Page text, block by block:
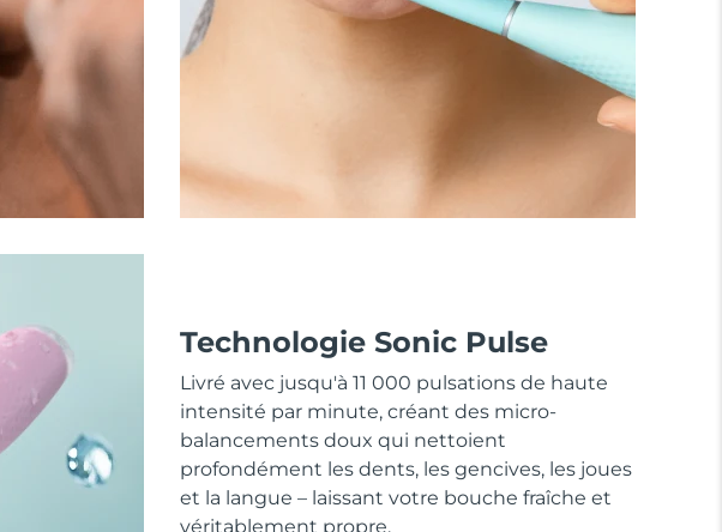
Technologie Sonic Pulse
Livré avec jusqu'à 11 000 pulsations de haute
intensité par minute, créant des micro-
balancements doux qui nettoient
profondément les dents, les gencives, les joues
et la langue – laissant votre bouche fraîche et
véritablement propre.